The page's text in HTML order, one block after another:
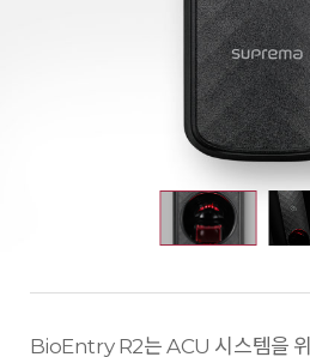
BioEntry R2는 ACU 시스템을